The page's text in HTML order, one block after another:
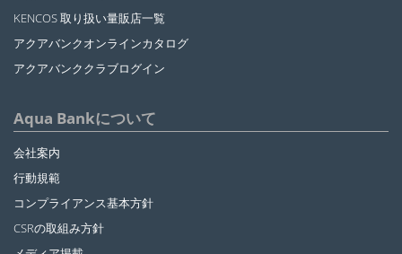
KENCOS 取り扱い量販店一覧
アクアバンクオンラインカタログ
アクアバンククラブログイン
Aqua Bankについて
会社案内
行動規範
コンプライアンス基本方針
CSRの取組み方針